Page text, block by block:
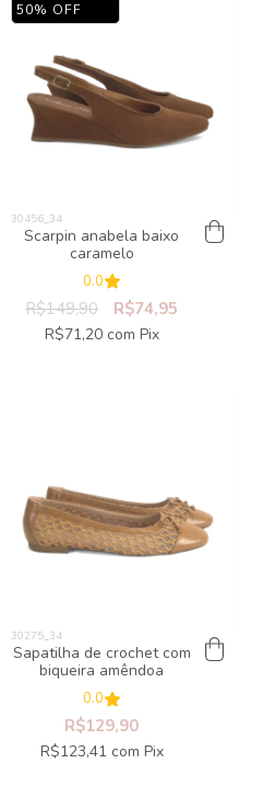
50% OFF
Scarpin anabela baixo
caramelo
0.0
R$149,90 R$74,95
R$71,20 com Pix
Sapatilha de crochet com
biqueira amêndoa
0.0
R$129,90
R$123,41 com Pix